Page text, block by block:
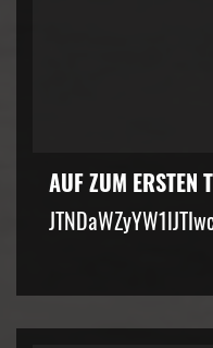
AUF ZUM